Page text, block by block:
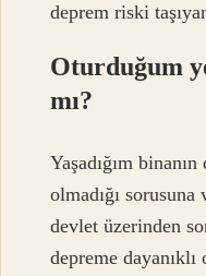
deprem riski
Oturduğum
mı?
Yaşadığım
olmadığı
devlet üzerinden
depreme dayanıklı